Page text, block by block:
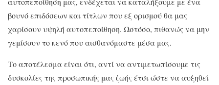
βουνό επιδόσεων και τίτλων που εξ ορισμού θα μας
χαρίσουν υψηλή αυτοπεποίθηση. Ωστόσο, πιθανώς να μην
γεμίσουν το κενό που αισθανόμαστε μέσα μας.
Το αποτέλεσμα είναι ότι, αντί να αντιμετωπίσουμε τις
δυσκολίες της προσωπικής μας ζωής έτσι ώστε να αυξηθεί